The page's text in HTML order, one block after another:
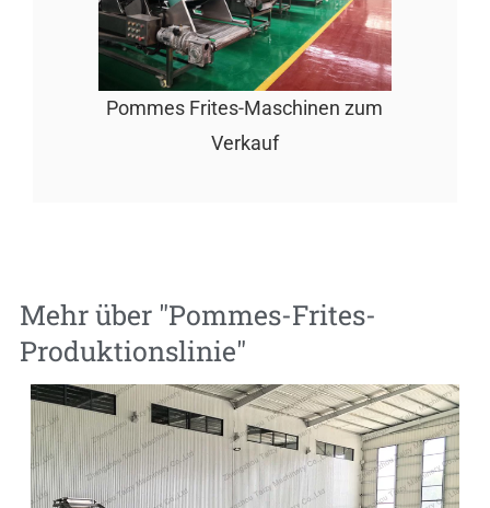
Pommes Frites-Maschinen zum
Verkauf
Mehr über "Pommes-Frites-
Produktionslinie"